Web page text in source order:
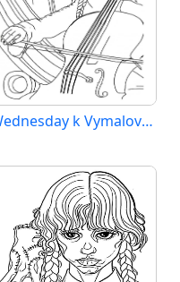
Wednesday k Vymalování